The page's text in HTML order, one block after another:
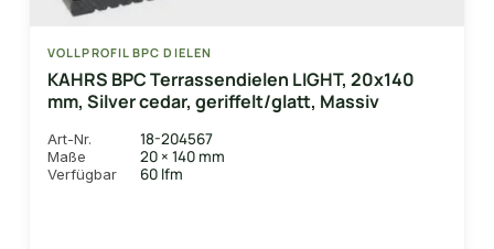
VOLLPROFIL BPC DIELEN
KAHRS BPC Terrassendielen LIGHT, 20x140
mm, Silver cedar, geriffelt/glatt, Massiv
Art-Nr. 18-204567
Maße 20 × 140 mm
Verfügbar 60 lfm